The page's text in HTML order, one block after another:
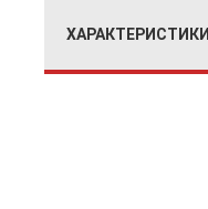
ХАРАКТЕРИСТИКИ